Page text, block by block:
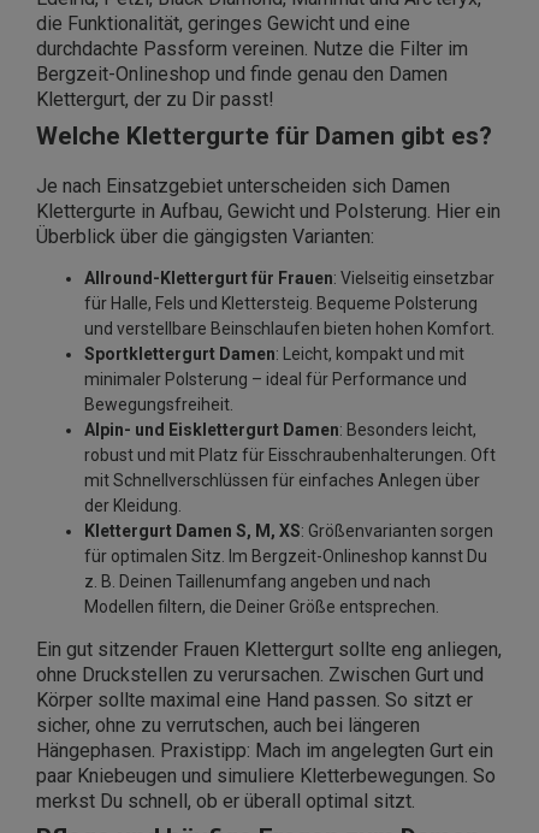
die Funktionalität, geringes Gewicht und eine
durchdachte Passform vereinen. Nutze die Filter im
Bergzeit-Onlineshop und finde genau den Damen
Klettergurt, der zu Dir passt!
Welche Klettergurte für Damen gibt es?
Je nach Einsatzgebiet unterscheiden sich Damen
Klettergurte in Aufbau, Gewicht und Polsterung. Hier ein
Überblick über die gängigsten Varianten:
Allround-Klettergurt für Frauen: Vielseitig einsetzbar
für Halle, Fels und Klettersteig. Bequeme Polsterung
und verstellbare Beinschlaufen bieten hohen Komfort.
Sportklettergurt Damen: Leicht, kompakt und mit
minimaler Polsterung – ideal für Performance und
Bewegungsfreiheit.
Alpin- und Eisklettergurt Damen: Besonders leicht,
robust und mit Platz für Eisschraubenhalterungen. Oft
mit Schnellverschlüssen für einfaches Anlegen über
der Kleidung.
Klettergurt Damen S, M, XS: Größenvarianten sorgen
für optimalen Sitz. Im Bergzeit-Onlineshop kannst Du
z. B. Deinen Taillenumfang angeben und nach
Modellen filtern, die Deiner Größe entsprechen.
Ein gut sitzender Frauen Klettergurt sollte eng anliegen,
ohne Druckstellen zu verursachen. Zwischen Gurt und
Körper sollte maximal eine Hand passen. So sitzt er
sicher, ohne zu verrutschen, auch bei längeren
Hängephasen. Praxistipp: Mach im angelegten Gurt ein
paar Kniebeugen und simuliere Kletterbewegungen. So
merkst Du schnell, ob er überall optimal sitzt.